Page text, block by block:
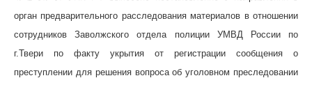
орган предварительного расследования материалов в отношении
сотрудников Заволжского отдела полиции УМВД России по
г.Твери по факту укрытия от регистрации сообщения о
преступлении для решения вопроса об уголовном преследовании